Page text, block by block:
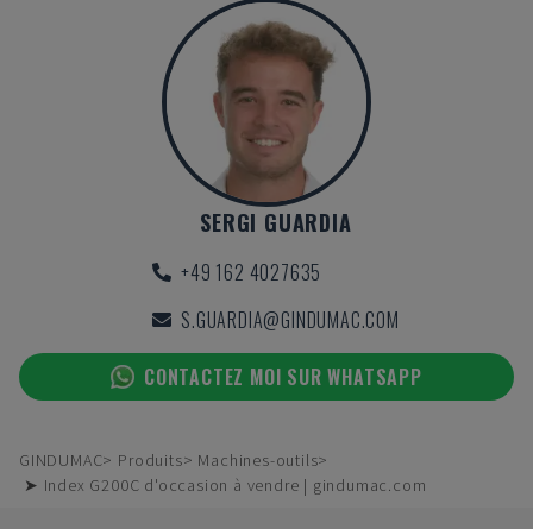
SERGI GUARDIA
+49 162 4027635
S.GUARDIA@GINDUMAC.COM
CONTACTEZ MOI SUR WHATSAPP
GINDUMAC Produits
Machines-outils
➤ Index G200C d'occasion à vendre | gindumac.com